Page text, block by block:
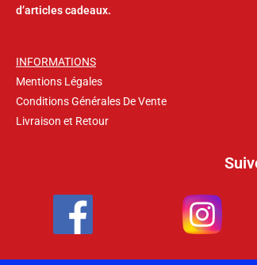
d’articles cadeaux.
INFORMATIONS
Mentions Légales
Conditions Générales De Vente
Livraison et Retour